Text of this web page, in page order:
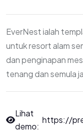
EverNest ialah
untuk resort alam
dan penginapan
tenang dan semula
Lihat
demo:
https://